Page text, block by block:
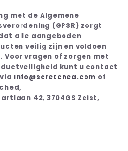
met de Algemene
(GPSR) zorgt
alle aangeboden
veilig zijn en voldoen
Voor vragen of zorgen met
kunt u contact
Info@scretched.com of
42, 3704GS Zeist,